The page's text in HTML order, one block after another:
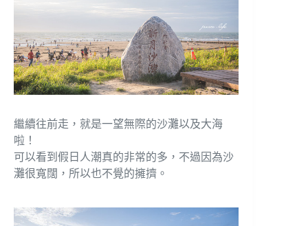
繼續往前走，就是一望無際的沙灘以及大海
啦！
可以看到假日人潮真的非常的多，不過因為沙
灘很寬闊，所以也不覺的擁擠。